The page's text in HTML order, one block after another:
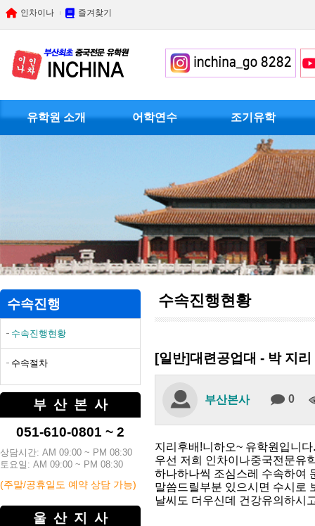
인차이나 즐겨찾기
유학원 소개 어학연수 조기유학
수속진행현황
수속진행
수속진행현황
수속절차
부산본사
051-610-0801 ~ 2
상담시간: AM 09:00 ~ PM 08:30
토요일: AM 09:00 ~ PM 08:30
(주말/공휴일도 예약 상담 가능)
울산지사
[일반]대련공업대 - 박 지리
부산본사 0
지리후배!니하오~ 유학원입니다.
우선 저희 인차이나중국전문유
하나하나씩 조심스레 수속하여
말씀드릴부분 있으시면 수시로
날씨도 더우신데 건강유의하시